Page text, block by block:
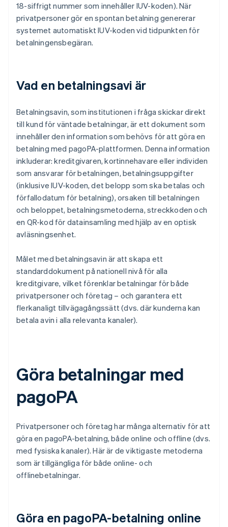
18-siffrigt nummer som innehåller IUV-koden). När
privatpersoner gör en spontan betalning genererar
systemet automatiskt IUV-koden vid tidpunkten för
betalningensbegäran.
Vad en betalningsavi är
Betalningsavin, som institutionen i fråga skickar direkt
till kund för väntade betalningar, är ett dokument som
innehåller den information som behövs för att göra en
betalning med pagoPA-plattformen. Denna information
inkluderar: kreditgivaren, kortinnehavare eller individen
som ansvarar för betalningen, betalningsuppgifter
(inklusive IUV-koden, det belopp som ska betalas och
förfallodatum för betalning), orsaken till betalningen
och beloppet, betalningsmetoderna, streckkoden och
en QR-kod för datainsamling med hjälp av en optisk
avläsningsenhet.
Målet med betalningsavin är att skapa ett
standarddokument på nationell nivå för alla
kreditgivare, vilket förenklar betalningar för både
privatpersoner och företag – och garantera ett
flerkanaligt tillvägagångssätt (dvs. där kunderna kan
betala avin i alla relevanta kanaler).
Göra betalningar med
pagoPA
Privatpersoner och företag har många alternativ för att
göra en pagoPA-betalning, både online och offline (dvs.
med fysiska kanaler). Här är de viktigaste metoderna
som är tillgängliga för både online- och
offlinebetalningar.
Göra en pagoPA-betalning online